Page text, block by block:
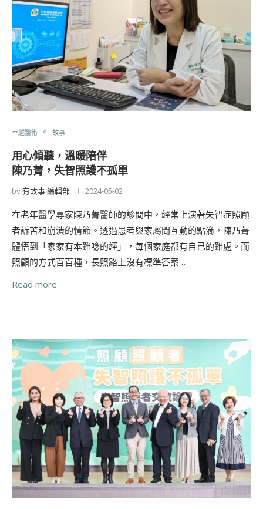
卓越醫術 故事
用心傾聽，溫暖陪伴
陳乃菁，失智照護不孤單
by有故事 編輯部 2024-05-02
在老年醫學專家陳乃菁醫師的診間中，經常上演著失智症照顧
者訴苦和崩潰的情節。透過患者與家屬間互動的點滴，陳乃菁
體悟到「家家有本難唸的經」，每個家庭都有自己的難處。而
照顧的方式百百種，長照路上沒有標準答案 …
Read more